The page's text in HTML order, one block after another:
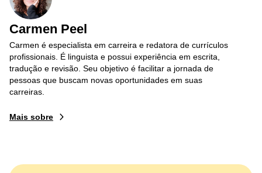
Carmen Peel
Carmen é especialista em carreira e redatora de currículos
profissionais. É linguista e possui experiência em escrita,
tradução e revisão. Seu objetivo é facilitar a jornada de
pessoas que buscam novas oportunidades em suas
carreiras.
Mais sobre